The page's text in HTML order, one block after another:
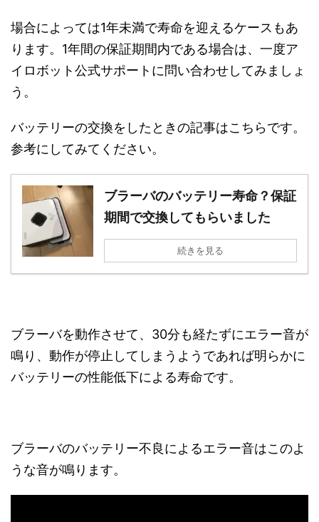
場合によっては1年未満で寿命を迎えるケースもあ
ります。1年間の保証期間内である場合は、一度ア
イロボット公式サポートに問い合わせしてみましょ
う。
バッテリーの交換をしたときの記事はこちらです。
参考にしてみてください。
ブラーバのバッテリー寿命？保証
期間で交換してもらいました
続きを見る
ブラーバを動作させて、30分も経たずにエラー音が
鳴り、動作が停止してしまうようであれば明らかに
バッテリーの性能低下による寿命です。
ブラーバのバッテリー不良によるエラー音はこのよ
うな音が鳴ります。